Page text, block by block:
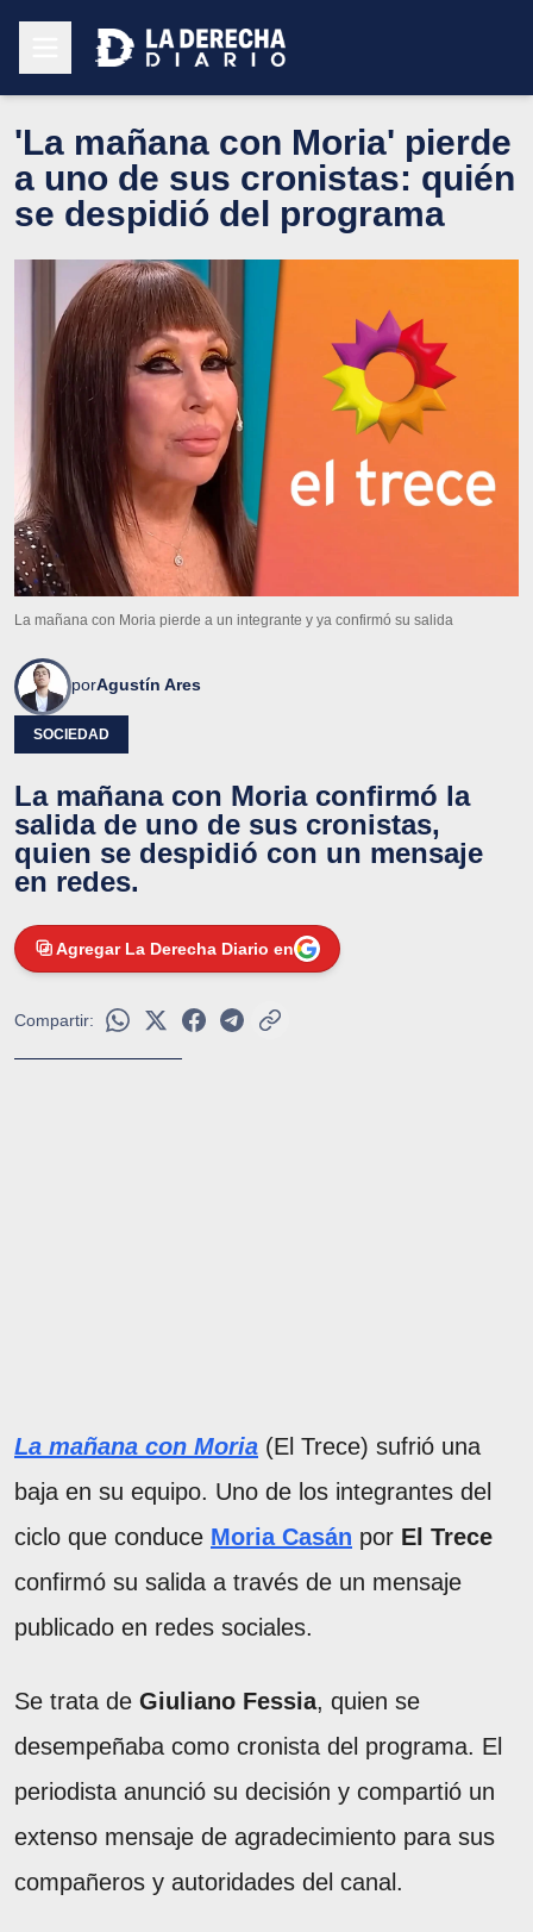
'La mañana con Moria' pierde
a uno de sus cronistas: quién
se despidió del programa
La mañana con Moria pierde a un integrante y ya confirmó su salida
porAgustín Ares
SOCIEDAD
La mañana con Moria confirmó la
salida de uno de sus cronistas,
quien se despidió con un mensaje
en redes.
Agregar La Derecha Diario en
Compartir:
La mañana con Moria (El Trece) sufrió una
baja en su equipo. Uno de los integrantes del
ciclo que conduce Moria Casán por El Trece
confirmó su salida a través de un mensaje
publicado en redes sociales.
Se trata de Giuliano Fessia, quien se
desempeñaba como cronista del programa. El
periodista anunció su decisión y compartió un
extenso mensaje de agradecimiento para sus
compañeros y autoridades del canal.